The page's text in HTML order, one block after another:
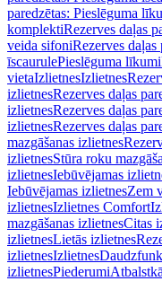
paredzētas: Pieslēguma
komplektiRezerves daļas
veida sifoniRezerves daļas
īscaurulePieslēguma līkumi
vietaIzlietnesIzlietnes
izlietnesRezerves daļas
izlietnesRezerves daļas
izlietnesRezerves daļas
mazgāšanas izlietnes
izlietnesStūra roku
izlietnesIebūvējamas
Iebūvējamas izlietnesZem
izlietnesIzlietnes Comfort
mazgāšanas izlietnesCitas
izlietnesLietās izlietnes
izlietnesIzlietnes
izlietnesPiederumi